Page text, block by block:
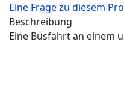
Eine Frage zu diesem
Beschreibung
Eine Busfahrt an einem